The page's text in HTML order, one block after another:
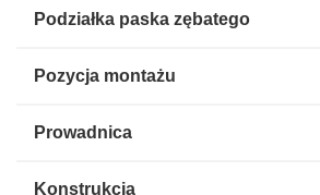
Podziałka paska zębatego
Pozycja montażu
Prowadnica
Konstrukcja